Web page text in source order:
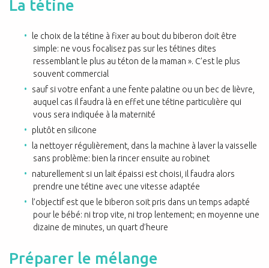
La tétine
le choix de la tétine à fixer au bout du biberon doit être
simple: ne vous focalisez pas sur les tétines dites
ressemblant le plus au téton de la maman ». C’est le plus
souvent commercial
sauf si votre enfant a une fente palatine ou un bec de lièvre,
auquel cas il faudra là en effet une tétine particulière qui
vous sera indiquée à la maternité
plutôt en silicone
la nettoyer régulièrement, dans la machine à laver la vaisselle
sans problème: bien la rincer ensuite au robinet
naturellement si un lait épaissi est choisi, il faudra alors
prendre une tétine avec une vitesse adaptée
l’objectif est que le biberon soit pris dans un temps adapté
pour le bébé: ni trop vite, ni trop lentement; en moyenne une
dizaine de minutes, un quart d’heure
Préparer le mélange